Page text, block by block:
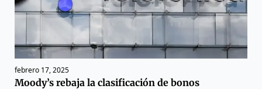
febrero 17, 2025
Moody’s rebaja la clasificación de bonos